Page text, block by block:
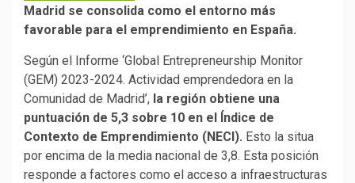
Madrid se consolida como el entorno más
favorable para el emprendimiento en España.
Según el Informe ‘Global Entrepreneurship Monitor
(GEM) 2023-2024. Actividad emprendedora en la
Comunidad de Madrid’, la región obtiene una
puntuación de 5,3 sobre 10 en el Índice de
Contexto de Emprendimiento (NECI). Esto la situa
por encima de la media nacional de 3,8. Esta posición
responde a factores como el acceso a infraestructuras